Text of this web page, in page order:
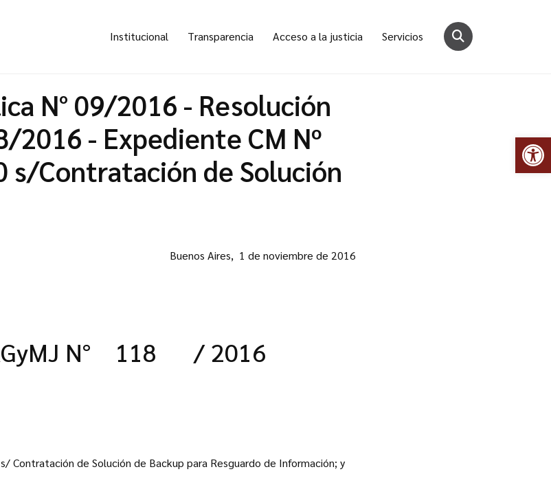
Institucional Transparencia Acceso a la justicia Servicios
N° 09/2016 - Resolución
2016 - Expediente CM Nº
s/Contratación de Solución
Buenos Aires, 1 de noviembre de 2016
N° 118 / 2016
Contratación de Solución de Backup para Resguardo de Información; y